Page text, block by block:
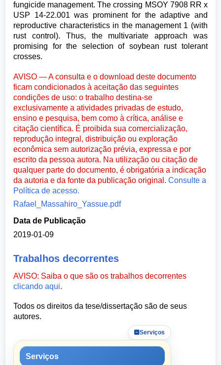
fungicide management. The crossing MSOY 7908 RR x
USP 14-22.001 was prominent for the adaptive and
reproductive characteristics in the management 1 (with
rust control). Thus, the multivariate approach was
promising for the selection of soybean rust tolerant
crosses.
AVISO — A consulta e o download deste documento
ficam condicionados à aceitação das seguintes
condições de uso: o trabalho destina-se
exclusivamente a atividades privadas de estudo,
ensino e pesquisa, bem como à crítica, análise e
citação científica. É proibida sua comercialização,
reprodução integral, distribuição ou exploração
econômica sem autorização prévia, expressa e por
escrito da pessoa autora. Na utilização ou citação de
qualquer parte do documento, é obrigatória a indicação
da autoria e da fonte da publicação original.Consulte a
Política de acesso.
Rafael_Massahiro_Yassue.pdf
Data de Publicação
2019-01-09
Trabalhos decorrentes
AVISO: Saiba o que são os trabalhos decorrentes
clicando aqui.
Todos os direitos da tese/dissertação são de seus
autores.
Serviços
Serviços